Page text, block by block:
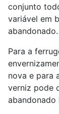
conjunto
variável em
abandonado.
Para a
nova e para
verniz pode
abandonado